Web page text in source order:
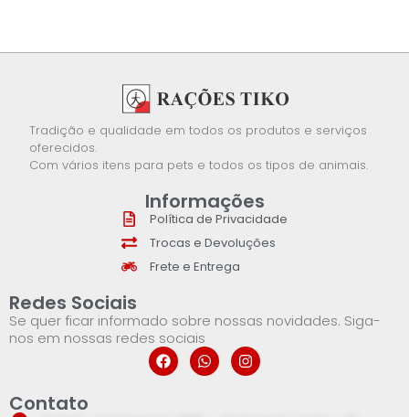
Tradição e qualidade em todos os produtos e serviços
oferecidos.
Com vários itens para pets e todos os tipos de animais.
Informações
Política de Privacidade
Trocas e Devoluções
Frete e Entrega
Redes Sociais
Se quer ficar informado sobre nossas novidades. Siga-
nos em nossas redes sociais
Contato